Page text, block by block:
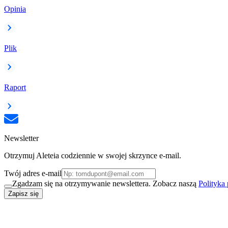
Opinia
Plik
Raport
Newsletter
Otrzymuj Aleteia codziennie w swojej skrzynce e-mail.
Twój adres e-mail
Zgadzam się na otrzymywanie newslettera. Zobacz naszą Polityka
Zapisz się